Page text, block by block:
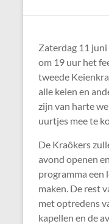
Keien
Algemene
Waalrese
De
Keien
Zaterdag 11
om 19 uur het
tweede
alle keien en
zijn van harte
uurtjes mee te
De Kraôkers
avond openen
programma een
maken. De rest
met optredens
kapellen en de